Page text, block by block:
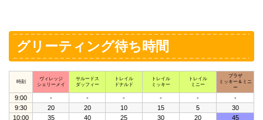
グリーティング待ち時間
時刻
ヴィレッジ
シェリーメイ
サルードス
ダッフィー
トレイル
ドナルド
トレイル
ミッキー
トレイル
ミニー
プラザ
ミッキー＆ミニ
ー
9:00 - - - - -
-
9:30
20 20 10 15 5
30
10:00
35 40 25 30 20
45